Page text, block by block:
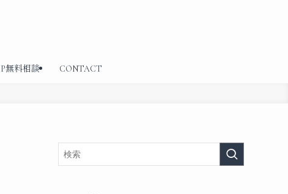
無料相談 CONTACT